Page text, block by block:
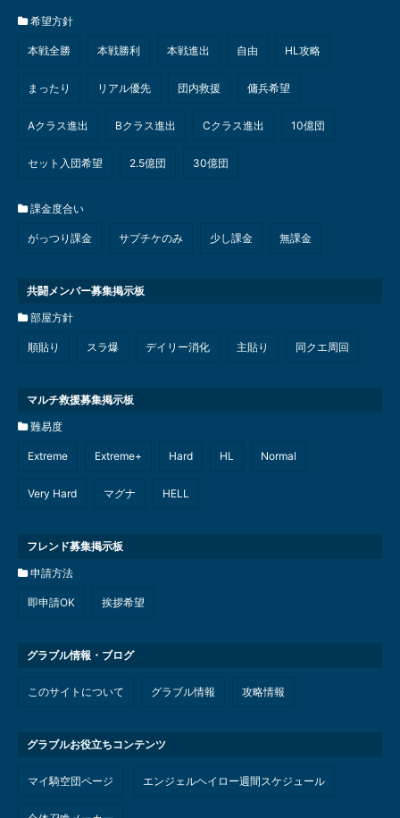
希望方針
本戦全勝 本戦勝利 本戦進出 自由 HL攻略
まったり リアル優先 団内救援 傭兵希望
Aクラス進出 Bクラス進出 Cクラス進出 10億団
セット入団希望 2.5億団 30億団
課金度合い
がっつり課金 サプチケのみ 少し課金 無課金
共闘メンバー募集掲示板
部屋方針
順貼り スラ爆 デイリー消化 主貼り 同クエ周回
マルチ救援募集掲示板
難易度
Extreme Extreme+ Hard HL Normal
Very Hard マグナ HELL
フレンド募集掲示板
申請方法
即申請OK 挨拶希望
グラブル情報・ブログ
このサイトについて グラブル情報 攻略情報
グラブルお役立ちコンテンツ
マイ騎空団ページ エンジェルヘイロー週間スケジュール